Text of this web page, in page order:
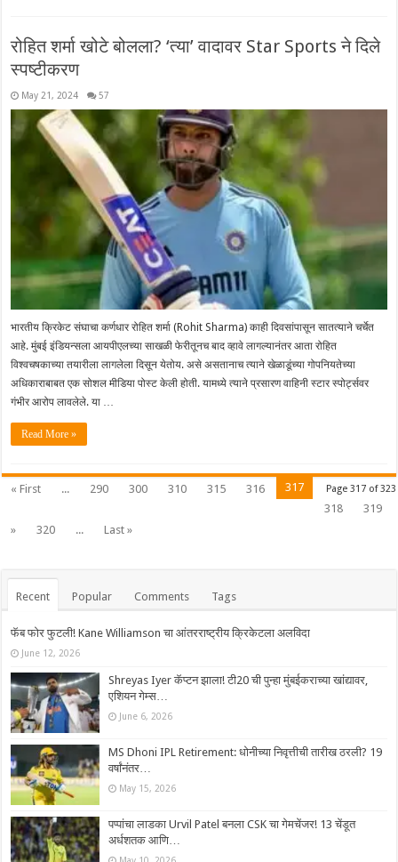
रोहित शर्मा खोटे बोलला? ‘त्या’ वादावर Star Sports ने दिले
स्पष्टीकरण
May 21, 2024 57
भारतीय क्रिकेट संघाचा कर्णधार रोहित शर्मा (Rohit Sharma) काही दिवसांपासून सातत्याने चर्चेत
आहे. मुंबई इंडियन्सला आयपीएलच्या साखळी फेरीतूनच बाद व्हावे लागल्यानंतर आता रोहित
विश्वचषकाच्या तयारीला लागलेला दिसून येतोय. असे असतानाच त्याने खेळाडूंच्या गोपनियतेच्या
अधिकाराबाबत एक सोशल मीडिया पोस्ट केली होती. यामध्ये त्याने प्रसारण वाहिनी स्टार स्पोर्ट्सवर
गंभीर आरोप लावलेले. या …
Read More »
Page 317 of 323
« First ... 290 300 310 315 316
317
318
319
»
320 ... Last »
Recent Popular Comments Tags
फॅब फोर फुटली! Kane Williamson चा आंतरराष्ट्रीय क्रिकेटला अलविदा
June 12, 2026
Shreyas Iyer कॅप्टन झाला! टी20 ची पुन्हा मुंबईकराच्या खांद्यावर,
एशियन गेम्स…
June 6, 2026
MS Dhoni IPL Retirement: धोनीच्या निवृत्तीची तारीख ठरली? 19
वर्षांनंतर…
May 15, 2026
पप्पांचा लाडका Urvil Patel बनला CSK चा गेमचेंजर! 13 चेंडूत
अर्धशतक आणि…